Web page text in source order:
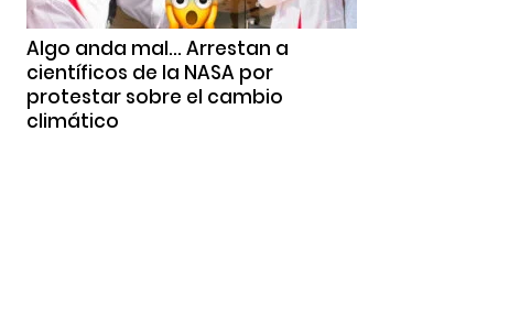
Algo anda mal… Arrestan a
científicos de la NASA por
protestar sobre el cambio
climático